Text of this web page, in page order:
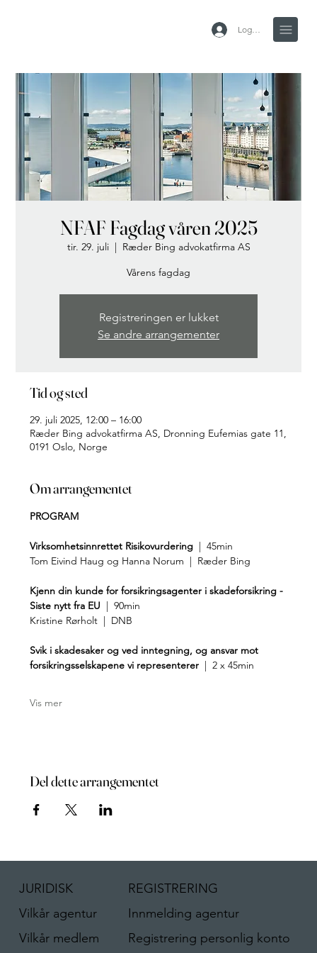
Logg inn
NFAF Fagdag våren 2025
tir. 29. juli
  |
Ræder Bing advokatfirma AS
Vårens fagdag
Registreringen er lukket
Se andre arrangementer
Tid og sted
29. juli 2025, 12:00 – 16:00
Ræder Bing advokatfirma AS, Dronning Eufemias gate 11,
0191 Oslo, Norge
Om arrangementet
PROGRAM
Virksomhetsinnrettet Risikovurdering |  45min
Tom Eivind Haug og Hanna Norum  |  Ræder Bing
Kjenn din kunde for forsikringsagenter i skadeforsikring -
Siste nytt fra EU |  90min
Kristine Rørholt  |  DNB
Svik i skadesaker og ved inntegning, og ansvar mot
forsikringsselskapene vi representerer |  2 x 45min
Vis mer
Del dette arrangementet
JURIDISK
Vilkår agentur
Vilkår medlem
REGISTRERING
Innmelding agentur
Registrering personlig konto